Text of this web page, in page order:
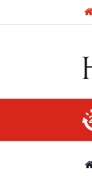
mahvolmasını